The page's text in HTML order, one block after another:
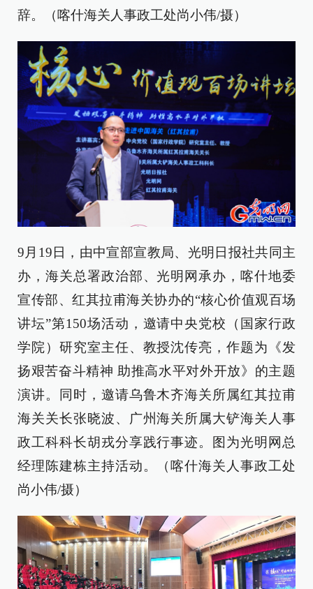
辞。（喀什海关人事政工处尚小伟/摄）
9月19日，由中宣部宣教局、光明日报社共同主
办，海关总署政治部、光明网承办，喀什地委
宣传部、红其拉甫海关协办的“核心价值观百场
讲坛”第150场活动，邀请中央党校（国家行政
学院）研究室主任、教授沈传亮，作题为《发
扬艰苦奋斗精神 助推高水平对外开放》的主题
演讲。同时，邀请乌鲁木齐海关所属红其拉甫
海关关长张晓波、广州海关所属大铲海关人事
政工科科长胡戎分享践行事迹。图为光明网总
经理陈建栋主持活动。（喀什海关人事政工处
尚小伟/摄）